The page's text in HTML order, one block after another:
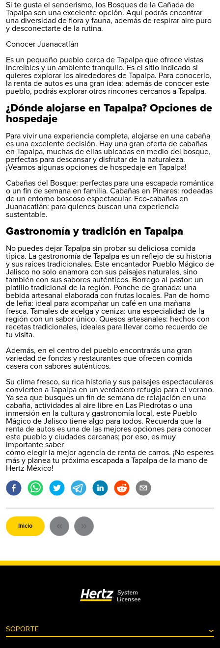
Si te gusta el senderismo, los Bosques de la Cañada de
Tapalpa son una excelente opción. Aquí podrás encontrar
una diversidad de flora y fauna, además de respirar aire puro
y desconectarte de la rutina.
Conocer Juanacatlán
Es un pequeño pueblo cerca de Tapalpa que ofrece vistas
increíbles y un ambiente tranquilo. Es el sitio indicado si
quieres explorar los alrededores de Tapalpa. Para conocerlo,
la renta de autos es una gran idea: además de conocer este
pueblo, podrás explorar otros rincones cercanos a Tapalpa.
¿Dónde alojarse en Tapalpa? Opciones de
hospedaje
Para vivir una experiencia completa, alojarse en una cabaña
es una excelente decisión. Hay una gran oferta de cabañas
en Tapalpa, muchas de ellas ubicadas en medio del bosque,
perfectas para descansar y disfrutar de la naturaleza.
¡Veamos algunas opciones de hospedaje en Tapalpa!
Cabañas del Bosque: perfectas para una escapada romántica
o un fin de semana en familia. Cabañas en Pinares: rodeadas
de un entorno boscoso espectacular. Eco-cabañas en
Juanacatlán: para quienes buscan una experiencia
sustentable.
Gastronomía y tradición en Tapalpa
No puedes dejar Tapalpa sin probar su deliciosa comida
típica. La gastronomía de Tapalpa es un reflejo de su historia
y sus raíces tradicionales. Este encantador Pueblo Mágico de
Jalisco no solo enamora con sus paisajes naturales, sino
también con sus sabores auténticos. Borrego al pastor: un
platillo tradicional de la región. Ponche de granada: una
bebida artesanal elaborada con frutas locales. Pan de horno
de leña: ideal para acompañar un café en una mañana
fresca. Tamales de acelga y ceniza: una especialidad de la
región con un sabor único. Quesos artesanales: hechos con
recetas tradicionales, ideales para llevar como recuerdo de
tu visita.
Además, en el centro del pueblo encontrarás una gran
variedad de fondas y restaurantes que ofrecen comida
casera con sabores auténticos.
Su clima fresco, su rica historia y sus paisajes espectaculares
convierten a Tapalpa en un verdadero refugio para el verano.
Ya sea que busques un fin de semana de relajación en una
cabaña, actividades al aire libre en Las Piedrotas o una
inmersión en la cultura y gastronomía local, este Pueblo
Mágico de Jalisco tiene algo para todos. Recuerda que la
renta de autos es una de las mejores opciones para conocer
este pueblo y ciudades cercanas; por eso, es muy
importante saber
cómo elegir la mejor agencia de renta de carros. ¡No esperes
más y planea tu próxima escapada a Tapalpa de la mano de
Hertz México!
Inicio
SOPORTE ⌄